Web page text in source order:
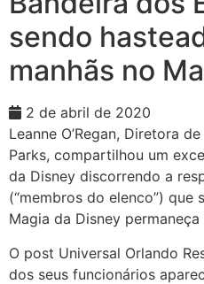
sendo
manhãs no
2 de abril de 2020
Leanne O’Regan, Diretora
Parks, compartilhou um
da Disney discorrendo a
(“membros do elenco”) que
Magia da Disney
O post Universal Orlando
dos seus funcionários